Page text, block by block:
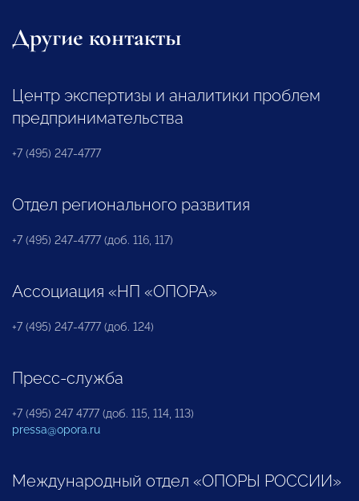
Другие контакты
Центр экспертизы и аналитики проблем
предпринимательства
+7 (495) 247-4777
Отдел регионального развития
+7 (495) 247-4777 (доб. 116, 117)
Ассоциация «НП «ОПОРА»
+7 (495) 247-4777 (доб. 124)
Пресс-служба
+7 (495) 247 4777 (доб. 115, 114, 113)
pressa@opora.ru
Международный отдел «ОПОРЫ РОССИИ»